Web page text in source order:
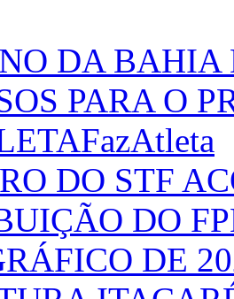
DA
PARA O
DO STF
DO
DE